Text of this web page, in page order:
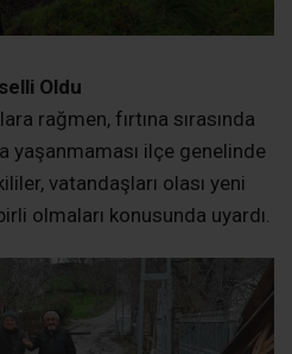
ardından ilgili kurumlar